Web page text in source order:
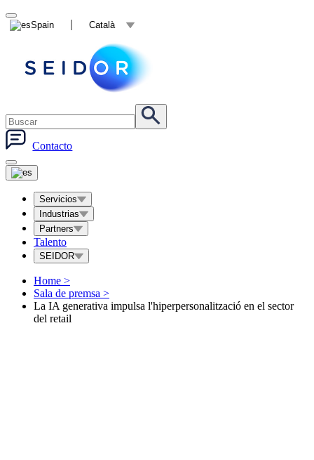
Spain Català
Contacto
Servicios
Industrias
Partners
Talento
SEIDOR
Home >
Sala de premsa >
La IA generativa impulsa l'hiperpersonalització en el sector
del retail